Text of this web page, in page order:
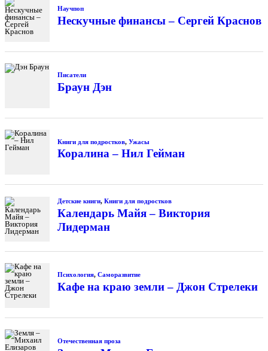
Научпоп
Нескучные финансы – Сергей Краснов
Писатели
Браун Дэн
Книги для подростков, Ужасы
Коралина – Нил Гейман
Детские книги, Книги для подростков
Календарь Майя – Виктория
Лидерман
Психология, Саморазвитие
Кафе на краю земли – Джон Стрелеки
Отечественная проза